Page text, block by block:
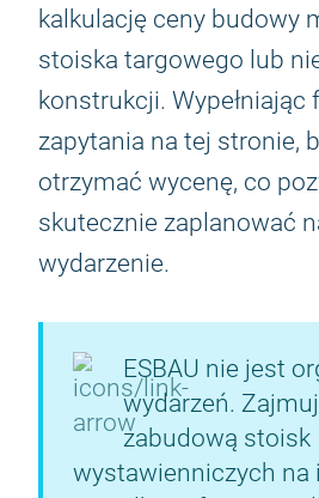
kalkulację ceny budowy
stoiska targowego lub
konstrukcji. Wypełniając
zapytania na tej stronie,
otrzymać wycenę, co
skutecznie zaplanować
wydarzenie.
ESBAU nie jest
wydarzeń.
zabudową stoisk
wystawienniczych na